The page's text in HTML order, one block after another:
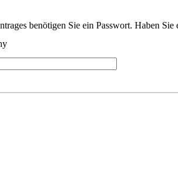
benötigen Sie ein Passwort. Haben